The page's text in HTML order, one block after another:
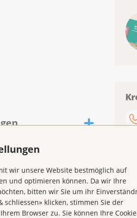
wir unsere Website bestmöglich auf
und optimieren können. Da wir Ihre
bitten wir Sie um ihr
schliessen» klicken, stimmen Sie der
Browser zu. Sie können Ihre
klären allfällige Ansprüche
für IV-Leistungen,
Ihrer Erkrankung, so
hinsichtlich vertrags-
mit Ihrer
stellt das gesamte
übernehmen zusätzliche
Wir unterstützen
informieren sollen? Sind